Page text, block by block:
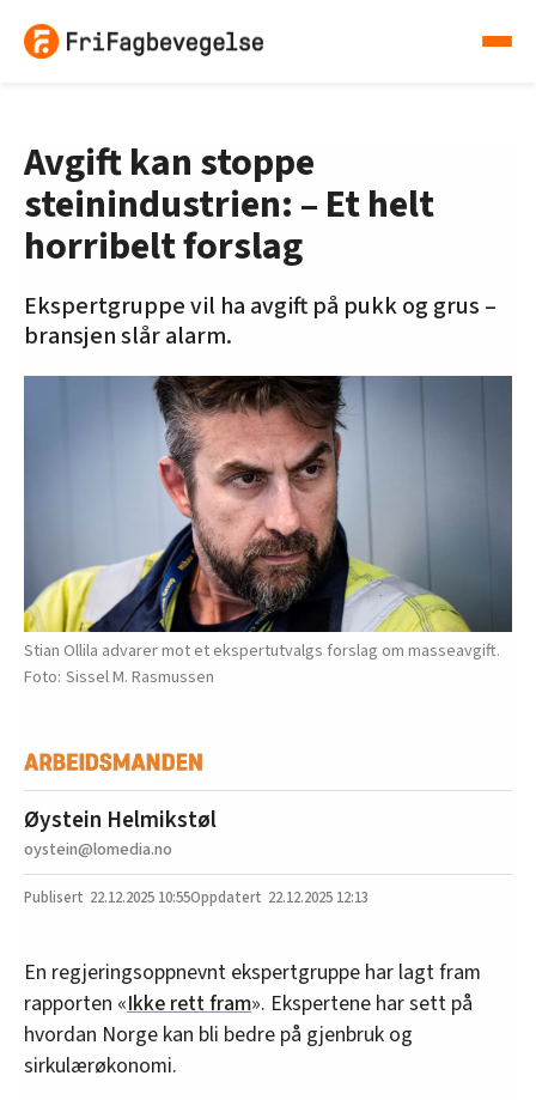
Avgift kan stoppe
steinindustrien: – Et helt
horribelt forslag
Ekspertgruppe vil ha avgift på pukk og grus –
bransjen slår alarm.
Stian Ollila advarer mot et ekspertutvalgs forslag om masseavgift.
Sissel M. Rasmussen
Øystein Helmikstøl
oystein@lomedia.no
22.12.2025 10:55 22.12.2025 12:13
En regjeringsoppnevnt ekspertgruppe har lagt fram
rapporten «Ikke rett fram». Ekspertene har sett på
hvordan Norge kan bli bedre på gjenbruk og
sirkulærøkonomi.